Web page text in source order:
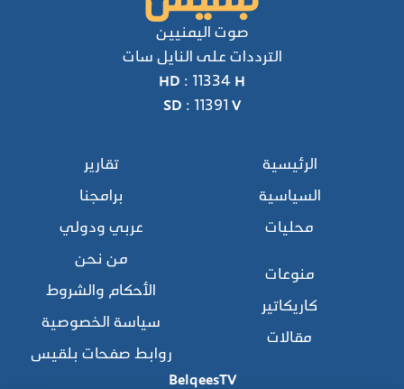
صوت اليمنيين
الترددات على النايل سات
HD : 11334 H
SD : 11391 V
الرئيسية
السياسية
محليات
تقارير
برامجنا
عربي ودولي
منوعات
كاريكاتير
مقالات
من نحن
الأحكام والشروط
سياسة الخصوصية
روابط صفحات بلقيس
BelqeesTV